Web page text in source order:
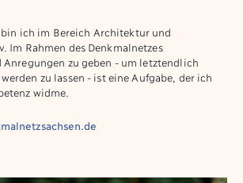
bin ich im Bereich Architektur und
Im Rahmen des Denkmalnetzes
zu geben - um letztendlich
zu lassen - ist eine Aufgabe, der ich
widme.